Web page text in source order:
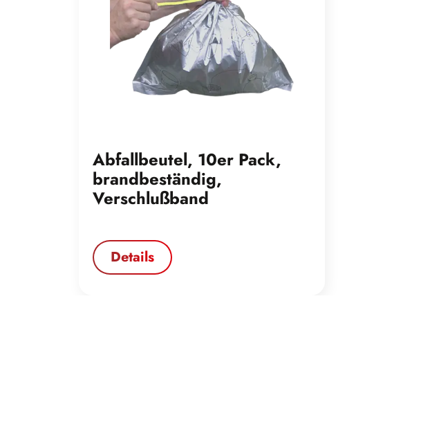
Abfallbeutel, 10er Pack,
brandbeständig,
Verschlußband
Details